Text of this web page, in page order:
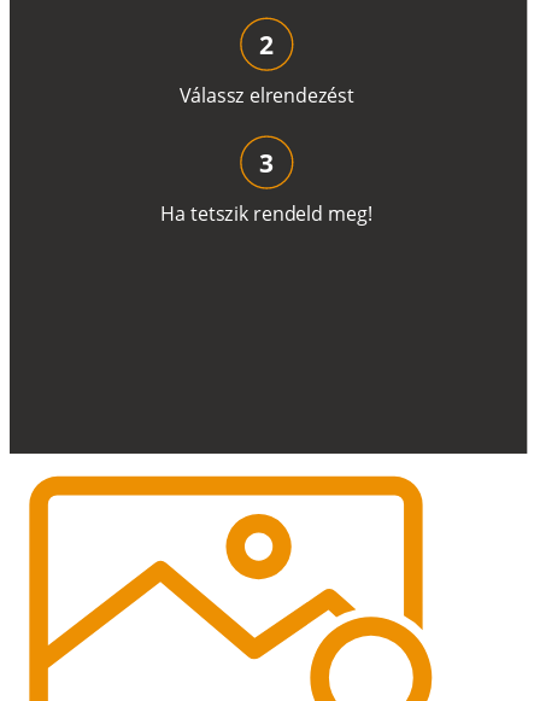
Válassz elrendezést
2
Ha tetszik rendeld meg!
3